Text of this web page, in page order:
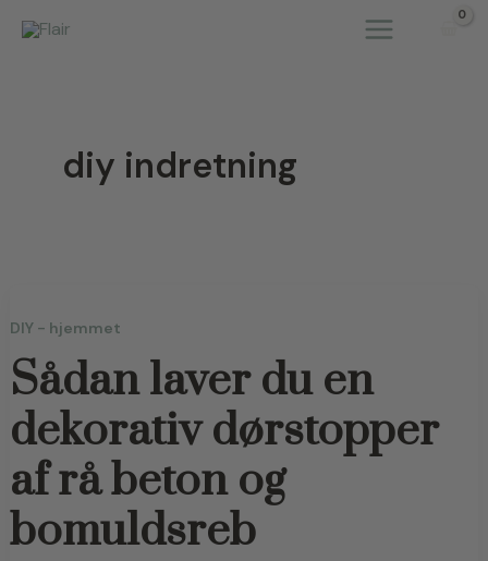
diy indretning
DIY - hjemmet
Sådan laver du en
dekorativ dørstopper
af rå beton og
bomuldsreb